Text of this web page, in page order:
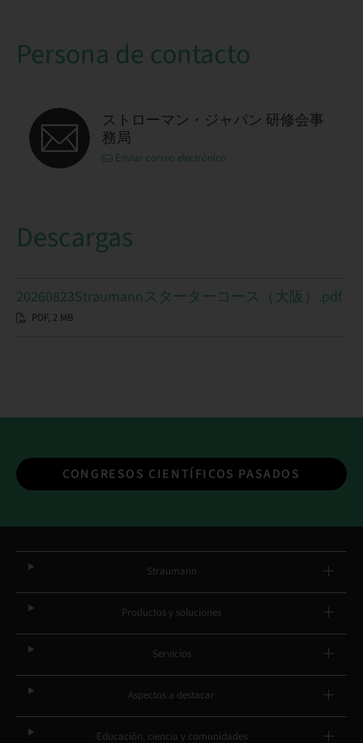
Persona de contacto
ストローマン・ジャパン 研修会事
務局
Enviar correo electrónico
Descargas
20260823Straumannスターターコース（大阪）.pdf
PDF, 2 MB
CONGRESOS CIENTÍFICOS PASADOS
Straumann
Productos y soluciones
Servicios
Aspectos a destacar
Educación, ciencia y comunidades